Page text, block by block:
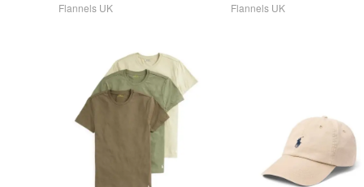
Flannels UK Flannels UK